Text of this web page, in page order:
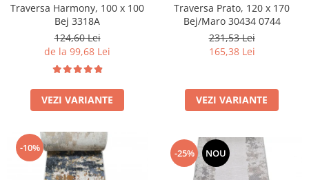
Traversa Harmony, 100 x 100
Bej 3318A
124,60 Lei
de la 99,68 Lei
VEZI VARIANTE
Traversa Prato, 120 x 170
Bej/Maro 30434 0744
231,53 Lei
165,38 Lei
VEZI VARIANTE
-10% -25% NOU